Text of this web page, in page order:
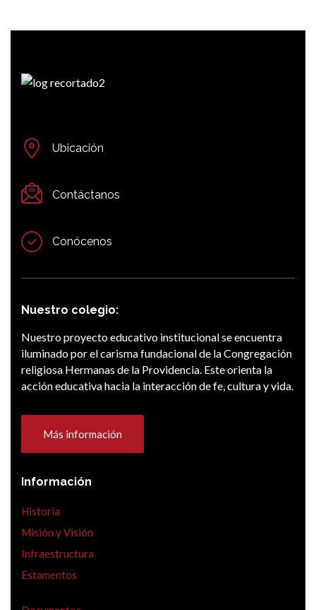
Ubicación
Contáctanos
Conócenos
Nuestro colegio:
Nuestro proyecto educativo institucional se encuentra
iluminado por el carisma fundacional de la Congregación
religiosa Hermanas de la Providencia. Este orienta la
acción educativa hacia la interacción de fe, cultura y vida.
Más información
Información
Historia
Misión y Visión
Infraestructura
Estamentos